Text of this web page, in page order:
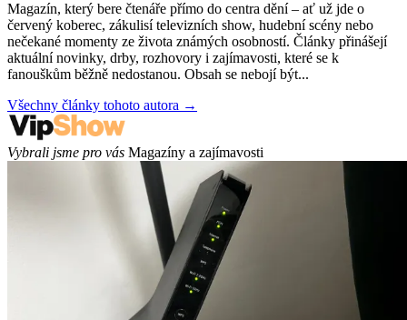
Magazín, který bere čtenáře přímo do centra dění – ať už jde o
červený koberec, zákulisí televizních show, hudební scény nebo
nečekané momenty ze života známých osobností. Články přinášejí
aktuální novinky, drby, rozhovory i zajímavosti, které se k
fanouškům běžně nedostanou. Obsah se nebojí být...
Všechny články tohoto autora →
Vybrali jsme pro vás Magazíny a zajímavosti